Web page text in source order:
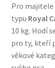
Vodítka
Wolf of
Pro majitele
typu Royal
10 kg. Hodí
pro ty, kteří
věkové